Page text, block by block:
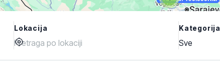
Lokacija Kategorija
Sve